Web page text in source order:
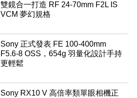
雙鏡合一打造 RF 24-70mm F2L IS
VCM 夢幻規格
Sony 正式發表 FE 100-400mm
F5.6-8 OSS，654g 羽量化設計手持
更輕鬆
Sony RX10 V 高倍率類單眼相機正